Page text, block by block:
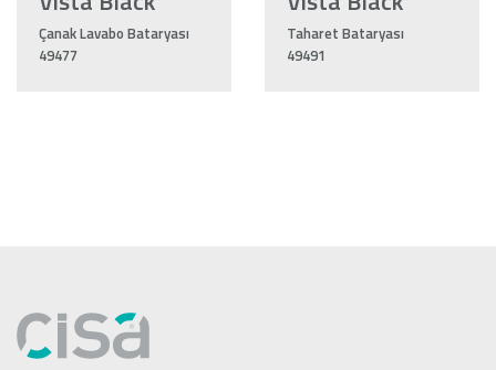
Çanak Lavabo Bataryası
49477
Taharet Bataryası
49491